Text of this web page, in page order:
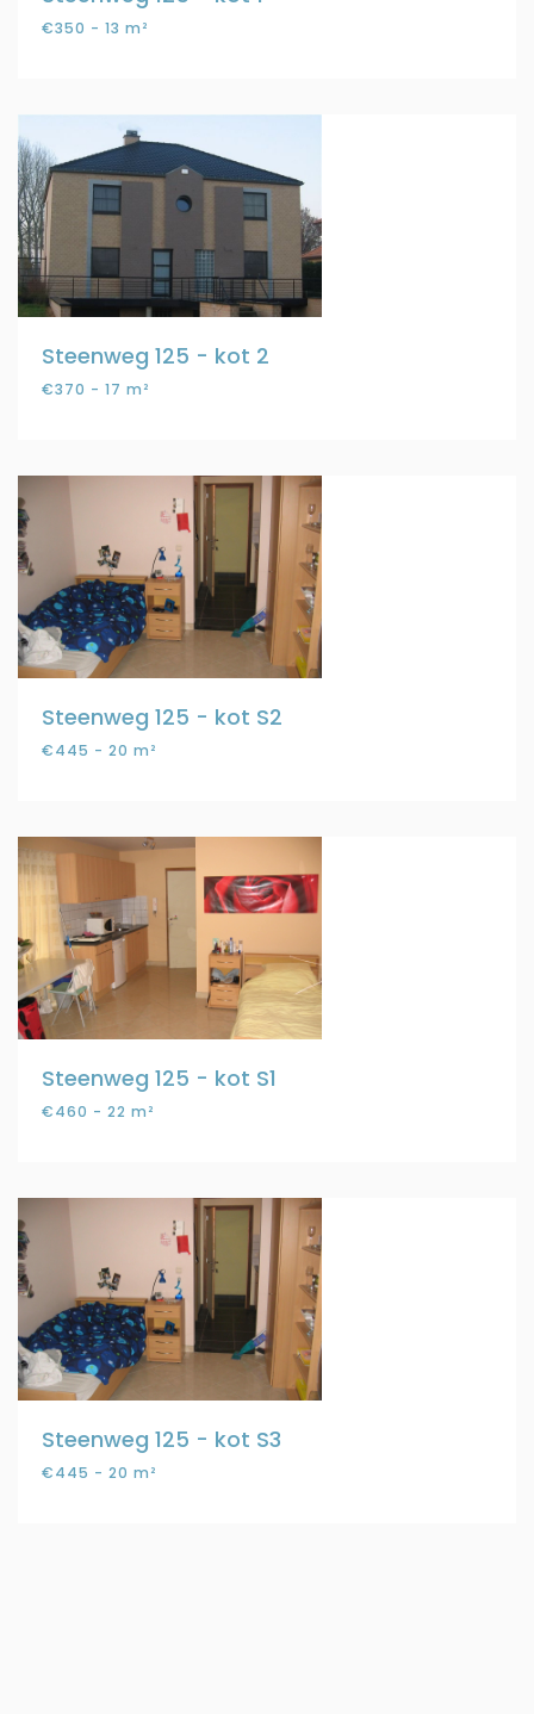
€350 - 13 m²
Steenweg 125 - kot 2
€370 - 17 m²
Steenweg 125 - kot S2
€445 - 20 m²
Steenweg 125 - kot S1
€460 - 22 m²
Steenweg 125 - kot S3
€445 - 20 m²